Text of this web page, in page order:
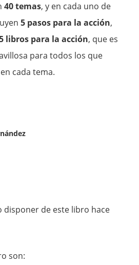
40 temas, y en cada uno de
5 pasos para la acción,
libros para la acción, que es
para todos los que
cada tema.
disponer de este libro hace
son: